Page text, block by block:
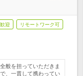
迎 リモートワーク可
般を担っていただきま
、一貫して携わってい